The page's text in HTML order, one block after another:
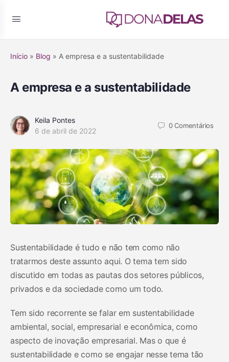
Início » Blog » A empresa e a sustentabilidade
A empresa e a sustentabilidade
Keila Pontes
6 de abril de 2022
0Comentários
Sustentabilidade é tudo e não tem como não
tratarmos deste assunto aqui. O tema tem sido
discutido em todas as pautas dos setores públicos,
privados e da sociedade como um todo.
Tem sido recorrente se falar em sustentabilidade
ambiental, social, empresarial e econômica, como
aspecto de inovação empresarial. Mas o que é
sustentabilidade e como se engajar nesse tema tão